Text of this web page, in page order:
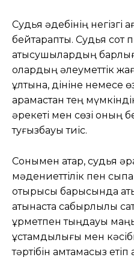
Судья әдебінің негізгі
бейтараптық. Судья сот
қатысушылардың
олардың әлеуметтік
ұлтына, дініне немесе
қарамастан тең
әрекеті мен сөзі оның
туғызбауы тиіс.
Сонымен қатар, судья
мәдениеттілік пен
отырысы барысында
қатынаста сабырлылық
құрметпен тыңдауы
ұстамдылығы мен
тәртібін қамтамасыз етіп